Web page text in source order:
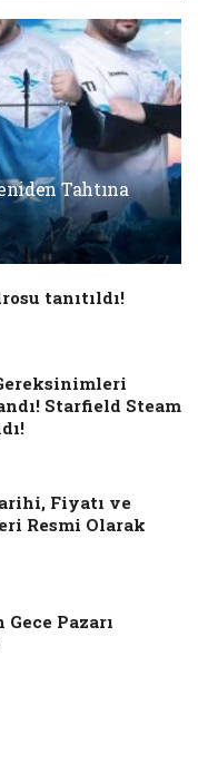
Tahtına
tanıtıldı!
Starfield Steam
Fiyatı ve
Resmi Olarak
Pazarı